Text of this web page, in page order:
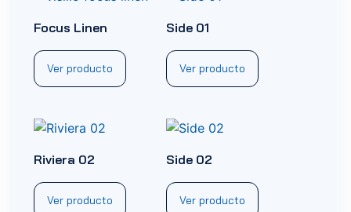
Focus Linen
Ver producto
Side 01
Ver producto
Riviera 02
Ver producto
Side 02
Ver producto